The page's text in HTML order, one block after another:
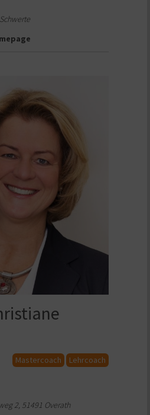
Mastercoach Lehrcoach
2, 51491 Overath